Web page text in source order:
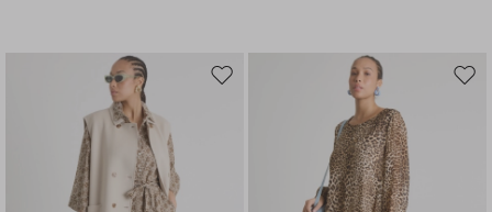
Sposta